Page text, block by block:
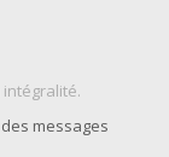
messages